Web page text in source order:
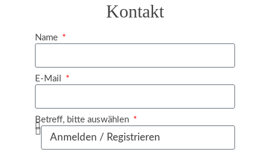
Kontakt
Name
E-Mail
Betreff, bitte auswählen